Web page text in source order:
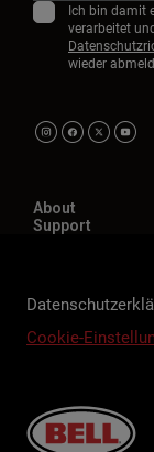
Ich bin damit
verarbeitet
wieder
About
Support
Cookie-